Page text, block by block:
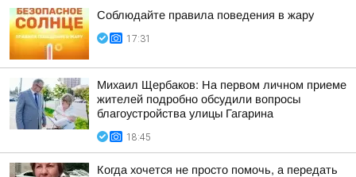
Соблюдайте правила поведения в жару
17:31
Михаил Щербаков: На первом личном приеме
жителей подробно обсудили вопросы
благоустройства улицы Гагарина
18:45
Когда хочется не просто помочь, а передать